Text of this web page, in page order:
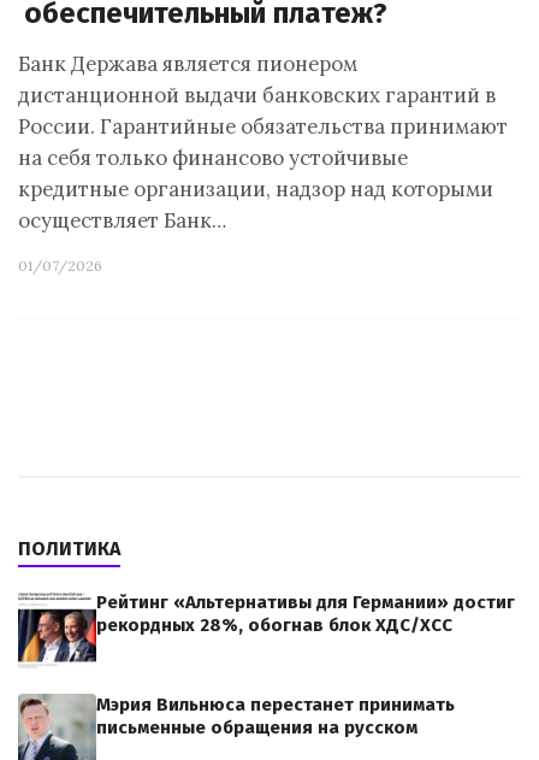
обеспечительный платеж?
Банк Держава является пионером
дистанционной выдачи банковских гарантий в
России. Гарантийные обязательства принимают
на себя только финансово устойчивые
кредитные организации, надзор над которыми
осуществляет Банк…
01/07/2026
ПОЛИТИКА
Рейтинг «Альтернативы для Германии» достиг
рекордных 28%, обогнав блок ХДС/ХСС
Мэрия Вильнюса перестанет принимать
письменные обращения на русском